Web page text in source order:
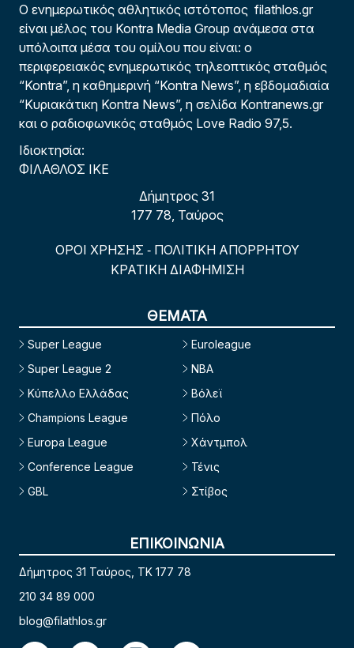
Ο ενημερωτικός αθλητικός ιστότοπος filathlos.gr
είναι μέλος του Kontra Media Group ανάμεσα στα
υπόλοιπα μέσα του ομίλου που είναι: ο
περιφερειακός ενημερωτικός τηλεοπτικός σταθμός
“Kontra”, η καθημερινή “Kontra News”, η εβδομαδιαία
“Κυριακάτικη Kontra News”, η σελίδα Kontranews.gr
και ο ραδιοφωνικός σταθμός Love Radio 97,5.
Ιδιοκτησία:
ΦΙΛΑΘΛΟΣ ΙΚΕ
Δήμητρος 31
177 78, Ταύρος
ΟΡΟΙ ΧΡΗΣΗΣ - ΠΟΛΙΤΙΚΗ ΑΠΟΡΡΗΤΟΥ
ΚΡΑΤΙΚΗ ΔΙΑΦΗΜΙΣΗ
ΘΕΜΑΤΑ
Super League
Super League 2
Κύπελλο Ελλάδας
Champions League
Europa League
Conference League
GBL
Euroleague
NBA
Βόλεϊ
Πόλο
Χάντμπολ
Τένις
Στίβος
ΕΠΙΚΟΙΝΩΝΙΑ
Δήμητρος 31 Ταύρος, TK 177 78
210 34 89 000
blog@filathlos.gr